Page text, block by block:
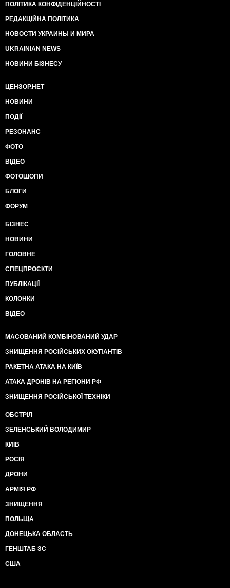
ПОЛІТИКА КОНФІДЕНЦІЙНОСТІ
РЕДАКЦІЙНА ПОЛІТИКА
НОВОСТИ УКРАИНЫ И МИРА
UKRAINIAN NEWS
НОВИНИ БІЗНЕСУ
ЦЕНЗОР.НЕТ
НОВИНИ
ПОДІЇ
РЕЗОНАНС
ФОТО
ВІДЕО
ФОТОШОПИ
БЛОГИ
ФОРУМ
БІЗНЕС
НОВИНИ
ГОЛОВНЕ
СПЕЦПРОЄКТИ
ПУБЛІКАЦІЇ
КОЛОНКИ
ВІДЕО
МАСОВАНИЙ КОМБІНОВАНИЙ УДАР
ЗНИЩЕННЯ РОСІЙСЬКИХ ОКУПАНТІВ
РАКЕТНА АТАКА НА КИЇВ
АТАКА ДРОНІВ НА РЕГІОНИ РФ
ЗНИЩЕННЯ РОСІЙСЬКОЇ ТЕХНІКИ
ОБСТРІЛ
ЗЕЛЕНСЬКИЙ ВОЛОДИМИР
КИЇВ
РОСІЯ
ДРОНИ
АРМІЯ РФ
ЗНИЩЕННЯ
ПОЛЬЩА
ДОНЕЦЬКА ОБЛАСТЬ
ГЕНШТАБ ЗС
США